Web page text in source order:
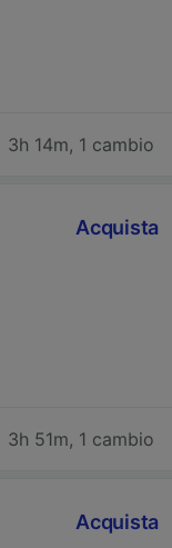
3h 14m, 1 cambio
Acquista
3h 51m, 1 cambio
Acquista